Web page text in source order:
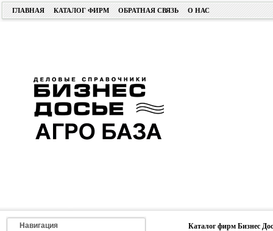
ГЛАВНАЯ КАТАЛОГ ФИРМ ОБРАТНАЯ СВЯЗЬ О НАС
Навигация
Каталог фирм Бизнес